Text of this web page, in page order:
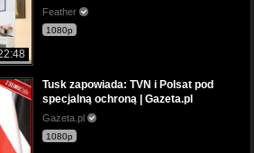
Feather
1080p
Tusk zapowiada: TVN i Polsat pod
specjalną ochroną | Gazeta.pl
Gazeta.pl
1080p